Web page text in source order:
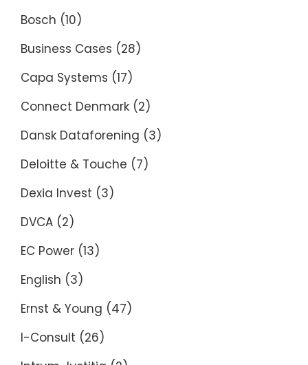
Bosch (10)
Business Cases (28)
Capa Systems (17)
Connect Denmark (2)
Dansk Dataforening (3)
Deloitte & Touche (7)
Dexia Invest (3)
DVCA (2)
EC Power (13)
English (3)
Ernst & Young (47)
I-Consult (26)